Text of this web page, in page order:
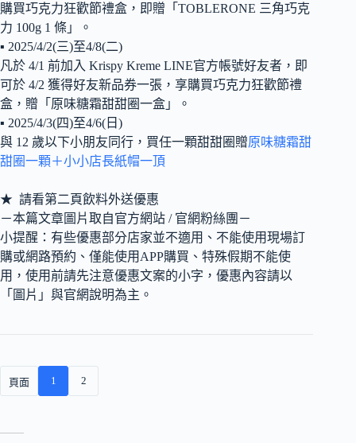
購買巧克力狂歡節禮盒，即贈「TOBLERONE 三角巧克
力 100g 1 條」。
▪ 2025/4/2(三)至4/8(二)
凡於 4/1 前加入 Krispy Kreme LINE官方帳號好友者，即
可於 4/2 獲得好友新品券一張，享購買巧克力狂歡節禮
盒，贈「原味糖霜甜甜圈一盒」。
▪ 2025/4/3(四)至4/6(日)
與 12 歲以下小朋友同行，買任一顆甜甜圈贈原味糖霜甜
甜圈一顆＋小小店長紙帽一頂
★ 請看第二頁飲料外送優惠
－本篇文章圖片取自官方網站 / 官網粉絲團－
小提醒：有些優惠部分店家並不適用、不能使用現場訂
購或網路預約、僅能使用APP購買、特殊假期不能使
用，使用前請先注意優惠文案的小字，優惠內容請以
「圖片」與官網說明為主。
頁面 1 2